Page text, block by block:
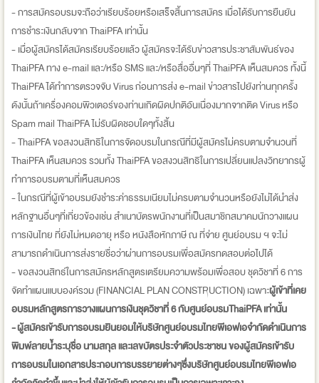
- การสมัครอบรมจะถือว่าเรียบร้อยหรือเสร็จสิ้นการสมัคร เมื่อได้รับการยืนยัน
การชำระเงินกลับจาก ThaiPFA เท่านั้น
- เมื่อผู้สมัครได้สมัครเรียบร้อยแล้ว ผู้สมัครจะได้รับข่าวสารประชาสัมพันธ์ของ
ThaiPFA ทาง e-mail และ/หรือ SMS และ/หรือสื่ออื่นๆที่ ThaiPFA เห็นสมควร ทั้งนี้
ThaiPFA ได้ทำการตรวจจับ Virus ก่อนการส่ง e-mail ข่าวสารไปยังท่านทุกครั้ง
ดังนั้นถ้าเครื่องคอมพิวเตอร์ของท่านเกิดผิดปกติอันเนื่องมากจากติด Virus หรือ
Spam mail ThaiPFA ไม่รับผิดชอบใดๆทั้งสิ้น
- ThaiPFA ขอสงวนสิทธิในการจัดอบรมในกรณีที่มีผู้สมัครไม่ครบตามจำนวนที่
ThaiPFA เห็นสมควร รวมทั้ง ThaiPFA ขอสงวนสิทธิในการเปลี่ยนแปลงวิทยากรผู้
ทำการอบรมตามที่เห็นสมควร
- ในกรณีที่ผู้เข้าอบรมยังชำระค่าธรรมเนียมไม่ครบตามจำนวนหรือยังไม่ได้นำส่ง
หลักฐานอื่นๆที่เกี่ยวข้องเช่น สำเนาบัตรพนักงานที่เป็นสมาชิกสมาคมนักวางแผน
การเงินไทย ที่ยังไม่หมดอายุ หรือ หนังสือหักภาษี ณ ที่จ่าย ศูนย์อบรม ฯ จะไม่
สามารถดำเนินการส่งรายชื่อว่าผ่านการอบรมเพื่อสมัครทดสอบต่อไปได้
- ขอสงวนสิทธ์ในการสมัครหลักสูตรเตรียมความพร้อมเพื่อสอบ ชุดวิชาที่ 6 การ
จัดทำแผนแบบองค์รวม (FINANCIAL PLAN CONSTRUCTION) เฉพาะผู้เข้าที่เคย
อบรมหลักสูตรการวางแผนการเงินชุดวิชาที่ 6 กับศูนย์อบรมThaiPFA เท่านั้น
- ผู้สมัครเข้ารับการอบรมยินยอมให้บริษัทศูนย์อบรมไทยพีเอฟเอจำกัดดำเนินการ
พิมพ์ลายน้ำระบุชื่อ นามสกุล และเลขบัตรประจำตัวประชาชน ของผู้สมัครเข้ารับ
การอบรมในเอกสารประกอบการบรรยายต่างๆซึ่งบริษัทศูนย์อบรมไทยพีเอฟเอ